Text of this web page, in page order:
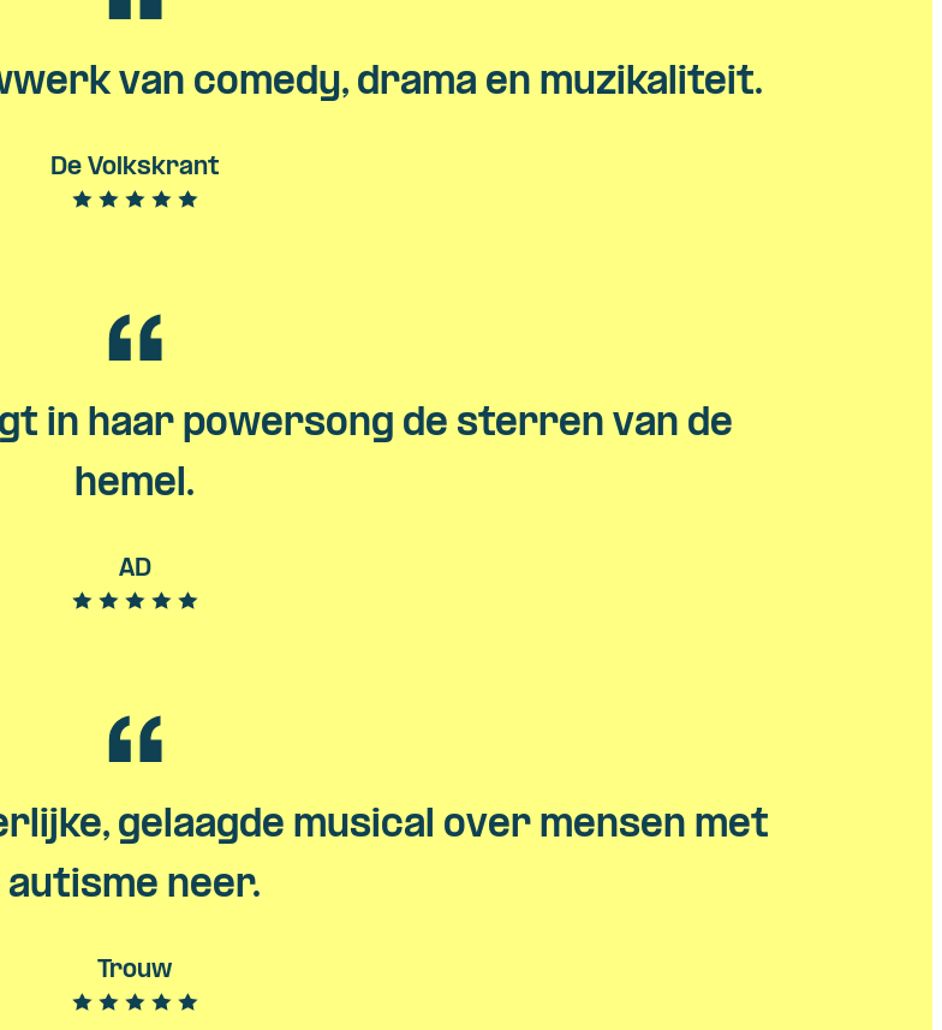
van comedy, drama en muzikaliteit.
De Volkskrant
in haar powersong de sterren van de
hemel.
AD
gelaagde musical over mensen met
autisme neer.
Trouw